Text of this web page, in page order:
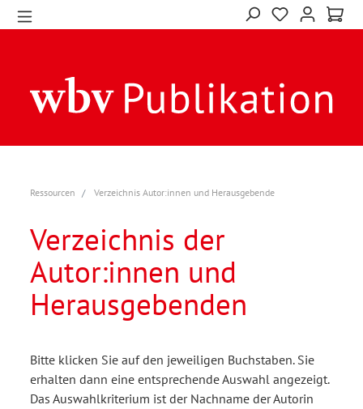
Ressourcen Verzeichnis Autor:innen und Herausgebende
Verzeichnis der
Autor:innen und
Herausgebenden
Bitte klicken Sie auf den jeweiligen Buchstaben. Sie
erhalten dann eine entsprechende Auswahl angezeigt.
Das Auswahlkriterium ist der Nachname der Autorin